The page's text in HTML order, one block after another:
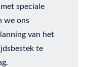
speciale
we ons
van het
te